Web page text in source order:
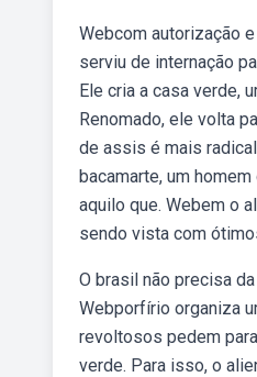
Webcom autorização
serviu de internação
Ele cria a casa verde,
Renomado, ele volta
de assis é mais
bacamarte, um
aquilo que. Webem o
sendo vista com
O brasil não precisa
Webporfírio organiza
revoltosos pedem
verde. Para isso, o